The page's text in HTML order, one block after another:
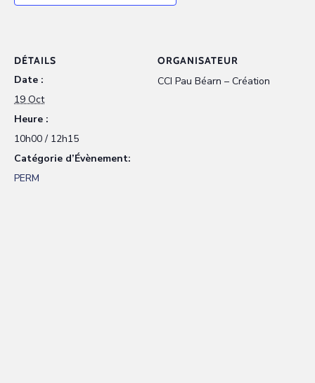
DÉTAILS
Date :
19 Oct
Heure :
10h00 / 12h15
Catégorie d’Évènement:
PERM
ORGANISATEUR
CCI Pau Béarn – Création